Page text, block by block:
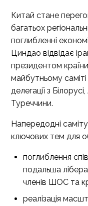
Китай стане
багатьох
поглибленні
Циндао відвідає
президентом
майбутньому
делегації з
Туреччини.
Напередодні
ключових тем для
поглиблення
подальша
членів ШОС та
реалізація